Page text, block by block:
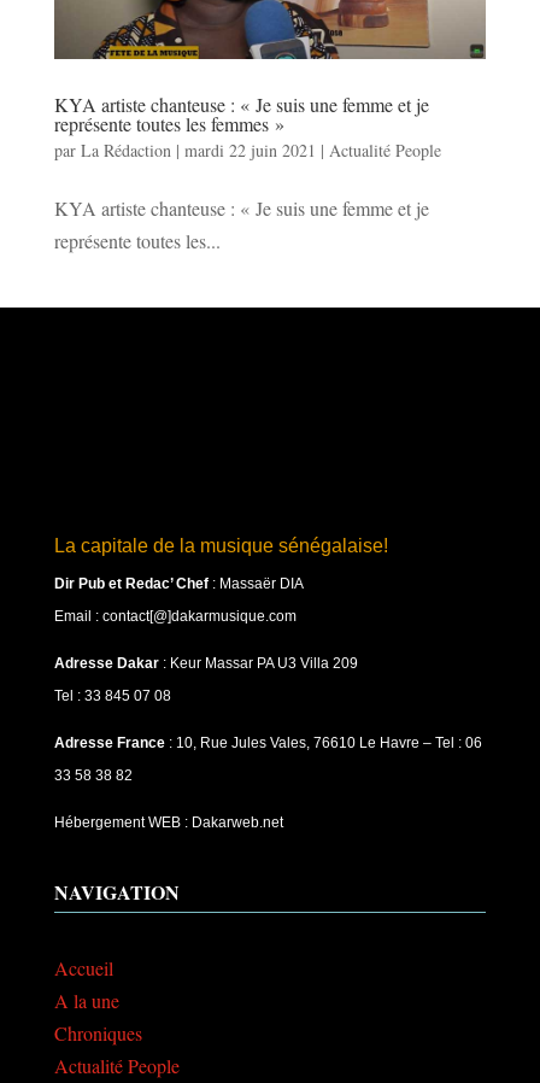
KYA artiste chanteuse : « Je suis une femme et je
représente toutes les femmes »
par La Rédaction| mardi 22 juin 2021 | Actualité People
KYA artiste chanteuse : « Je suis une femme et je
représente toutes les...
La capitale de la musique sénégalaise!
Dir Pub et Redac’ Chef: Massaër DIA
Email : contact[@]dakarmusique.com
Adresse Dakar: Keur Massar PA U3 Villa 209
Tel : 33 845 07 08
Adresse France: 10, Rue Jules Vales, 76610 Le Havre – Tel : 06
33 58 38 82
Hébergement WEB : Dakarweb.net
NAVIGATION
Accueil
A la une
Chroniques
Actualité People